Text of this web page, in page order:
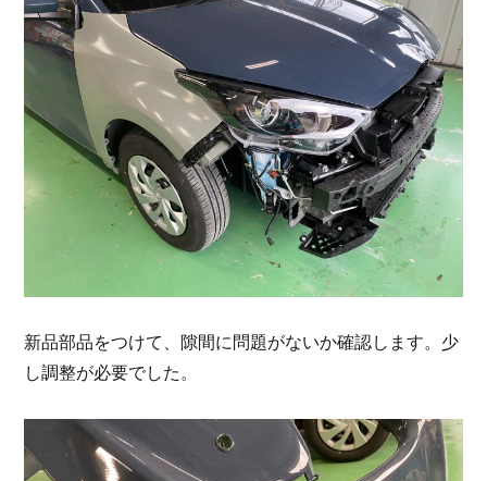
新品部品をつけて、隙間に問題がないか確認します。少
し調整が必要でした。